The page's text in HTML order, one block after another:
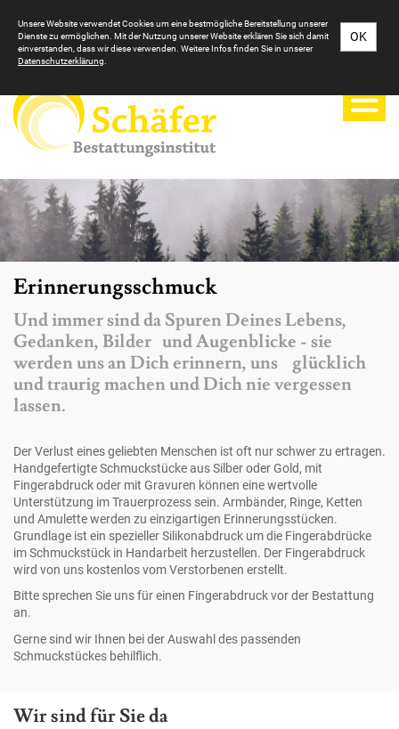
Im Trauerfall sind wir rund um die Uhr persönlich für Sie da:
0631 366580
Erinnerungsschmuck
Und immer sind da Spuren Deines Lebens,
Gedanken, Bilder und Augenblicke - sie
werden uns an Dich erinnern, uns glücklich
und traurig machen und Dich nie vergessen
lassen.
Der Verlust eines geliebten Menschen ist oft nur schwer zu ertragen.
Handgefertigte Schmuckstücke aus Silber oder Gold, mit
Fingerabdruck oder mit Gravuren können eine wertvolle
Unterstützung im Trauerprozess sein. Armbänder, Ringe, Ketten
und Amulette werden zu einzigartigen Erinnerungsstücken.
Grundlage ist ein spezieller Silikonabdruck um die Fingerabdrücke
im Schmuckstück in Handarbeit herzustellen. Der Fingerabdruck
wird von uns kostenlos vom Verstorbenen erstellt.
Bitte sprechen Sie uns für einen Fingerabdruck vor der Bestattung
an.
Gerne sind wir Ihnen bei der Auswahl des passenden
Schmuckstückes behilflich.
Wir sind für Sie da
OK
Unsere Website verwendet Cookies um eine bestmögliche Bereitstellung unserer
Dienste zu ermöglichen. Mit der Nutzung unserer Website erklären Sie sich damit
einverstanden, dass wir diese verwenden. Weitere Infos finden Sie in unserer
Datenschutzerklärung